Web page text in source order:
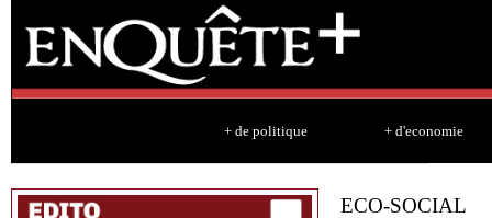
+ de politique + d'economie
ECO-SOCIAL